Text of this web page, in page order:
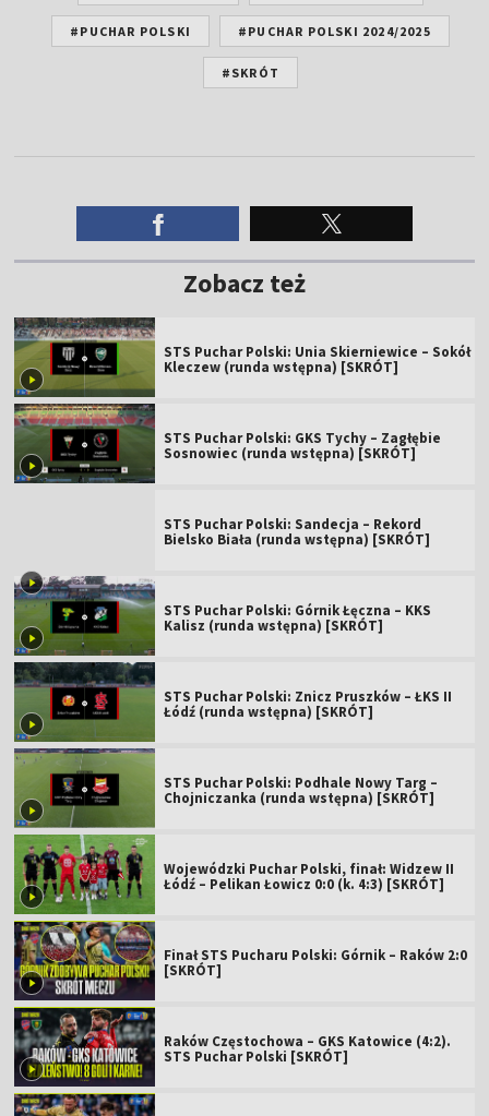
#PUCHAR POLSKI #PUCHAR POLSKI 2024/2025
#SKRÓT
Zobacz też
STS Puchar Polski: Unia Skierniewice – Sokół
Kleczew (runda wstępna) [SKRÓT]
STS Puchar Polski: GKS Tychy – Zagłębie
Sosnowiec (runda wstępna) [SKRÓT]
STS Puchar Polski: Sandecja – Rekord
Bielsko Biała (runda wstępna) [SKRÓT]
STS Puchar Polski: Górnik Łęczna – KKS
Kalisz (runda wstępna) [SKRÓT]
STS Puchar Polski: Znicz Pruszków – ŁKS II
Łódź (runda wstępna) [SKRÓT]
STS Puchar Polski: Podhale Nowy Targ –
Chojniczanka (runda wstępna) [SKRÓT]
Wojewódzki Puchar Polski, finał: Widzew II
Łódź – Pelikan Łowicz 0:0 (k. 4:3) [SKRÓT]
Finał STS Pucharu Polski: Górnik – Raków 2:0
[SKRÓT]
Raków Częstochowa – GKS Katowice (4:2).
STS Puchar Polski [SKRÓT]